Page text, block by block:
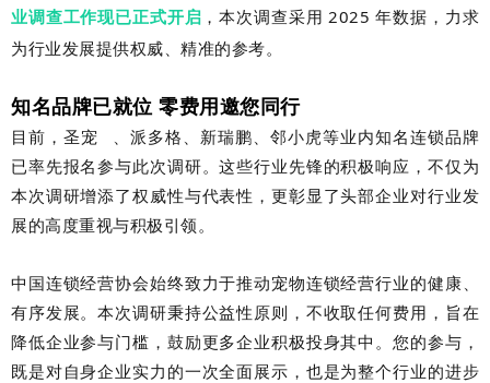
业调查工作现已正式开启 ，本次调查采用 2025 年数据，力求
为行业发展提供权威、精准的参考。
知名品牌已就位 零费用邀您同行
目前， 圣宠
、派多格、新瑞鹏、邻小虎等业内知名连锁品牌
已率先报名参与此次调研。这些行业先锋的积极响应，不仅为
本次调研增添了权威性与代表性，更彰显了头部企业对行业发
展的高度重视与积极引领。
中国连锁经营协会始终致力于推动宠物连锁经营行业的健康、
有序发展。本次调研秉持公益性原则，不收取任何费用，旨在
降低企业参与门槛，鼓励更多企业积极投身其中。您的参与，
既是对自身企业实力的一次全面展示，也是为整个行业的进步